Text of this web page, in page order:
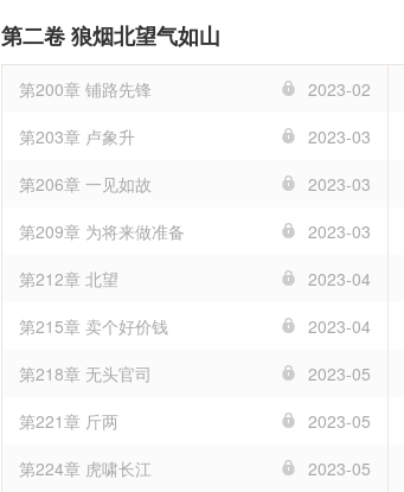
第二卷 狼烟北望气如山
第200章 铺路先锋 2023-02
第203章 卢象升
2023-03
第206章 一见如故
2023-03
第209章 为将来做准备
2023-03
第212章 北望
2023-04
第215章 卖个好价钱
2023-04
第218章 无头官司
2023-05
第221章 斤两
2023-05
第224章 虎啸长江
2023-05